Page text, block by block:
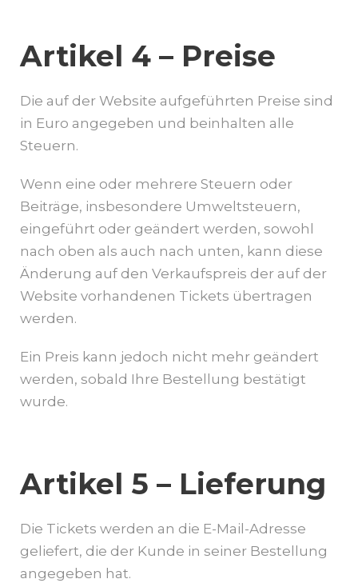
Artikel 4 – Preise
Die auf der Website aufgeführten Preise sind
in Euro angegeben und beinhalten alle
Steuern.
Wenn eine oder mehrere Steuern oder
Beiträge, insbesondere Umweltsteuern,
eingeführt oder geändert werden, sowohl
nach oben als auch nach unten, kann diese
Änderung auf den Verkaufspreis der auf der
Website vorhandenen Tickets übertragen
werden.
Ein Preis kann jedoch nicht mehr geändert
werden, sobald Ihre Bestellung bestätigt
wurde.
Artikel 5 – Lieferung
Die Tickets werden an die E-Mail-Adresse
geliefert, die der Kunde in seiner Bestellung
angegeben hat.